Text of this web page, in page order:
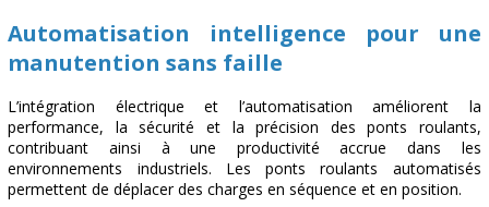
AUTOMATISME
INFORMATIQUE
NOS EXPERTISES
BATI D'EVAPORATION
PONT ROULANT
Automatisation intelligence pour une
manutention sans faille
L’intégration électrique et l’automatisation améliorent la
performance, la sécurité et la précision des ponts roulants,
contribuant ainsi à une productivité accrue dans les
environnements industriels. Les ponts roulants automatisés
permettent de déplacer des charges en séquence et en position.